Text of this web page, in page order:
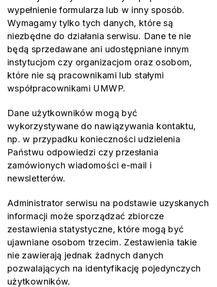
wypełnienie formularza lub w inny sposób.
Wymagamy tylko tych danych, które są
niezbędne do działania serwisu. Dane te nie
będą sprzedawane ani udostępniane innym
instytucjom czy organizacjom oraz osobom,
które nie są pracownikami lub stałymi
współpracownikami UMWP.
Dane użytkowników mogą być
wykorzystywane do nawiązywania kontaktu,
np. w przypadku konieczności udzielenia
Państwu odpowiedzi czy przesłania
zamówionych wiadomości e-mail i
newsletterów.
Administrator serwisu na podstawie uzyskanych
informacji może sporządzać zbiorcze
zestawienia statystyczne, które mogą być
ujawniane osobom trzecim. Zestawienia takie
nie zawierają jednak żadnych danych
pozwalających na identyfikację pojedynczych
użytkowników.